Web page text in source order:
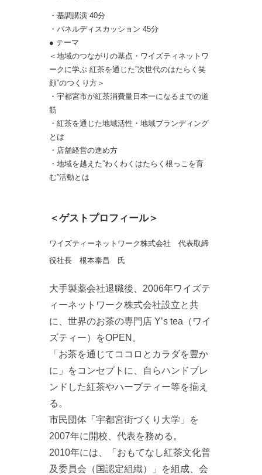
・基調講演 40分
・パネルディスカッション 45分
● テーマ
＜地域のつながりの基点・ワイズティネットワ
ークに学ぶ 紅茶を通じた”次世代のはたらく笑
顔”のつくり方＞
・宇都宮市が紅茶消費量日本一になるまでの道
筋
・紅茶を通じた地域活性・地域ブランディング
とは
・店舗経営の進め方
・地域を越えた”わくわくはたらく根っこを育
む”活動とは
＜ゲストプロフィール＞
ワイズティーネットワーク株式会社 代表取締
役社長 根本泰昌 氏
大手製薬会社退職後、2006年ワイズテ
ィーネットワーク株式会社設立と共
に、世界のお茶の専門店 Y’s tea（ワイ
ズティー）をOPEN。
「お茶を通じてココロとカラダを豊か
に」をコンセプトに、自らハンドブレ
ンドした紅茶やハーブティー等を揃え
る。
市民団体「宇都宮街づくり大学」を
2007年に開校、代表を務める。
2010年には、「おもてなし紅茶文化普
及委員会（国認定組織）」を組成、会